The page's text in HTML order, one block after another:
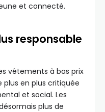
et connecté.
responsable
vêtements à bas prix
en plus critiquée
et social. Les
plus de